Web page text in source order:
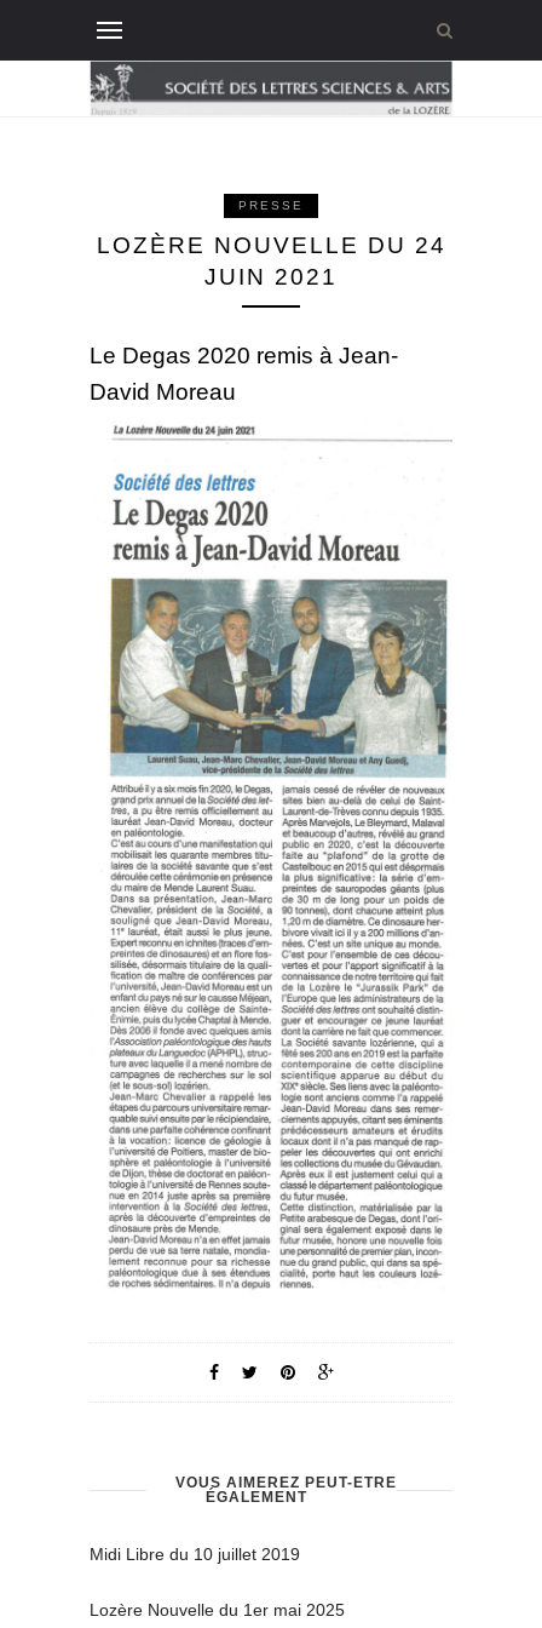
PRESSE
LOZÈRE NOUVELLE DU 24
JUIN 2021
Le Degas 2020 remis à Jean-
David Moreau
VOUS AIMEREZ PEUT-ÊTRE
ÉGALEMENT
Midi Libre du 10 juillet 2019
Lozère Nouvelle du 1er mai 2025